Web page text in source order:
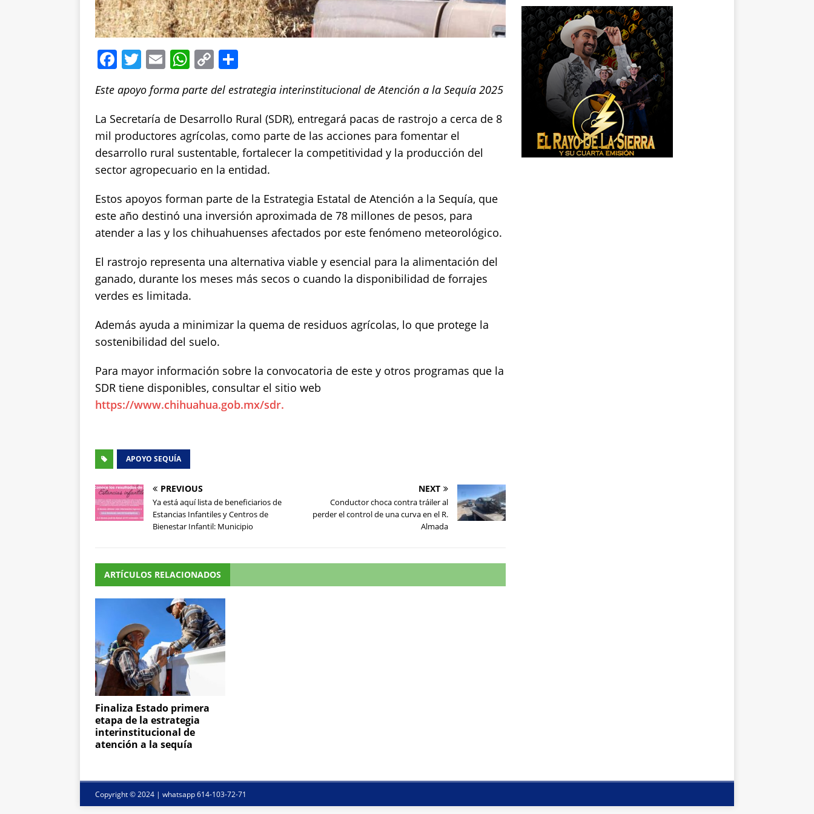
F
c
e
b
o
o
k
T
w
it
te
r
E
ai
l
W
at
s
A
p
p
C
o
p
y
Li
n
k
a
re
Este apoyo forma parte del estrategia interinstitucional de Atención a la Sequía 2025
La Secretaría de Desarrollo Rural (SDR), entregará pacas de rastrojo a cerca de 8
mil productores agrícolas, como parte de las acciones para fomentar el
desarrollo rural sustentable, fortalecer la competitividad y la producción del
sector agropecuario en la entidad.
Estos apoyos forman parte de la Estrategia Estatal de Atención a la Sequía, que
este año destinó una inversión aproximada de 78 millones de pesos, para
atender a las y los chihuahuenses afectados por este fenómeno meteorológico.
El rastrojo representa una alternativa viable y esencial para la alimentación del
ganado, durante los meses más secos o cuando la disponibilidad de forrajes
verdes es limitada.
Además ayuda a minimizar la quema de residuos agrícolas, lo que protege la
sostenibilidad del suelo.
Para mayor información sobre la convocatoria de este y otros programas que la
SDR tiene disponibles, consultar el sitio web
https://www.chihuahua.gob.mx/sdr.
APOYO SEQUÍA
PREVIOUS
Ya está aquí lista de beneficiarios de
Estancias Infantiles y Centros de
Bienestar Infantil: Municipio
NEXT
Conductor choca contra tráiler al
perder el control de una curva en el R.
Almada
ARTÍCULOS RELACIONADOS
Finaliza Estado primera
etapa de la estrategia
interinstitucional de
atención a la sequía
Copyright © 2024 | whatsapp 614-103-72-71